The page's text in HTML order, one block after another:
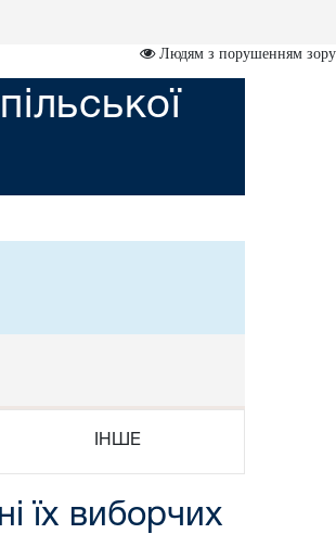
Людям з порушенням зору
ІНШЕ
їх виборчих